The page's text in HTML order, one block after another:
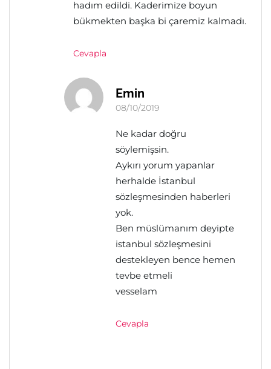
hadım edildi. Kaderimize boyun
bükmekten başka bi çaremiz kalmadı.
Cevapla
Emin
08/10/2019
Ne kadar doğru
söylemişsin.
Aykırı yorum yapanlar
herhalde İstanbul
sözleşmesinden haberleri
yok.
Ben müslümanım deyipte
istanbul sözleşmesini
destekleyen bence hemen
tevbe etmeli
vesselam
Cevapla